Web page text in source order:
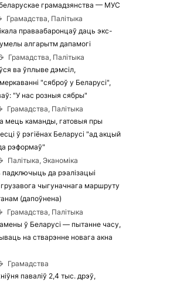
грамадзянства — МУС
Грамадства, Палітыка
праваабаронцаў даць экс-
алгарытм дапамогі
Грамадства, Палітыка
ва ўплыве дэмсіл,
"сяброў у Беларусі",
"У нас розныя сябры"
Грамадства, Палітыка
мець каманды, гатовыя пры
ў рэгіёнах Беларусі "ад акцый
рэформаў"
Палітыка, Эканоміка
да рэалізацыі
чыгуначнага маршруту
(дапоўнена)
Грамадства, Палітыка
ў Беларусі — пытанне часу,
на стварэнне новага акна
Грамадства
паваліў 2,4 тыс. дрэў,